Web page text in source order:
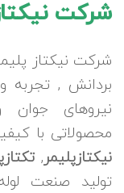
شرکت
شرکت نیکتاز
بردانش , تجربه
نیروهای
محصولاتی با
نیکتازپلیمر,
تولید صنعت